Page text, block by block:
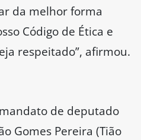
da melhor forma
Código de Ética e
respeitado”, afirmou.
de deputado
Gomes Pereira (Tião